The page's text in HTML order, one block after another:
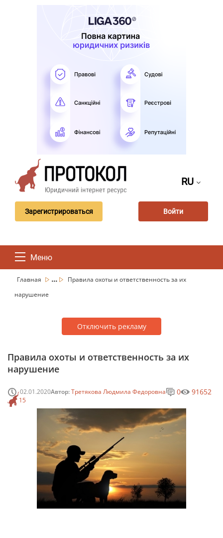
RU
Зарегистрироваться Войти
Меню
Главная ...
Правила охоты и ответственность за их
нарушение
Отключить рекламу
Правила охоты и ответственность за их
нарушение
02.01.2020Автор:Третякова Людмила Федоровна
15
0 91652